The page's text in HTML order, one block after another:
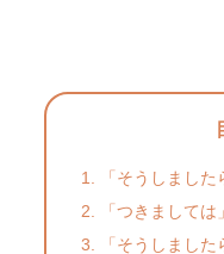
「そうしまし
「つきましては
「そうしまし